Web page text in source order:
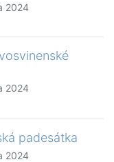
2024
2024
padesátka
2024